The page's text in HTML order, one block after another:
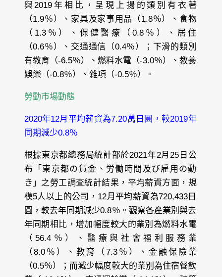
與2019年相比，呈現上揚的類別有衣著
（1.9％）、家具及家事用品（1.8％）、食物
（1.3％）、保健醫療（0.8％）、居住
（0.6％）、交通通信（0.4％）；下滑的類別
有教育（-6.5％）、燃料水電（-3.0％）、教養
娛樂（-0.8％）、雜項（-0.5％）。
勞動市場動態
2020年12月平均薪資為7.20萬日圓，較2019年
同期減少0.8％
根據東京都總務局統計部於2021年2月25日公
布「東京都の賃金、労働時間及び雇用の動
き」之勞工調查統計結果，平均薪資方面，規
模5人以上的公司，12月平均薪資為720,433日
圓，較去年同期減少0.8％。觀察各產業別與去
年同期相比，增加幅度較大的業別為燃料水電
（56.4％）、醫療與社會福利服務業
（8.0％）、教育（7.3％）、金融保險業
（0.5％）；而減少幅度較大的業別為住宿餐飲